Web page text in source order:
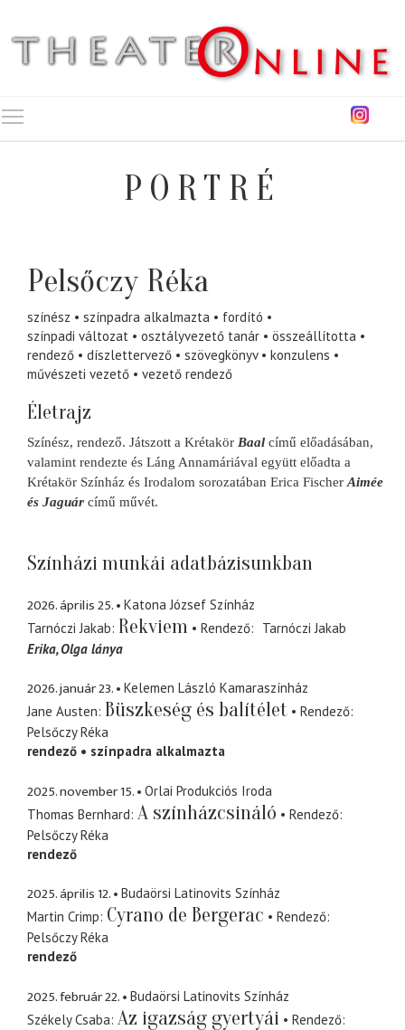
PORTRÉ
Pelsőczy Réka
színész színpadra alkalmazta
fordító
színpadi változat
osztályvezető tanár
összeállította
rendező
díszlettervező szövegkönyv
konzulens
művészeti vezető
vezető rendező
Életrajz
Színész, rendező. Játszott a Krétakör Baal című előadásában,
valamint rendezte és Láng Annamáriával együtt előadta a
Krétakör Színház és Irodalom sorozatában Erica FischerAimée
és Jaguár című művét.
Színházi munkái adatbázisunkban
2026. április 25.
Katona József Színház
Tarnóczi Jakab Rekviem Rendező
Tarnóczi Jakab
Erika Olga lánya
2026. január 23.
Kelemen László Kamaraszínház
Jane Austen Büszkeség és balítélet
Rendező
Pelsőczy Réka
rendező
színpadra alkalmazta
2025. november 15.
Orlai Produkciós Iroda
Thomas Bernhard A színházcsináló
Rendező
Pelsőczy Réka
rendező
2025. április 12.
Budaörsi Latinovits Színház
Martin Crimp Cyrano de Bergerac
Rendező
Pelsőczy Réka
rendező
2025. február 22.
Budaörsi Latinovits Színház
Székely Csaba Az igazság gyertyái
Rendező